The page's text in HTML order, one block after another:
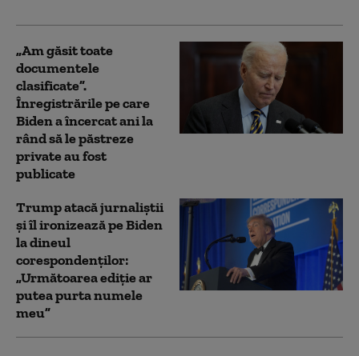
„Am găsit toate
documentele
clasificate”.
Înregistrările pe care
Biden a încercat ani la
rând să le păstreze
private au fost
publicate
Trump atacă jurnaliștii
și îl ironizează pe Biden
la dineul
corespondenților:
„Următoarea ediție ar
putea purta numele
meu”